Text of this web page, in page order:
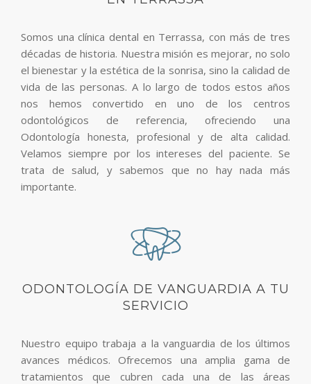
Somos una clínica dental en Terrassa, con más de tres
décadas de historia. Nuestra misión es mejorar, no solo
el bienestar y la estética de la sonrisa, sino la calidad de
vida de las personas. A lo largo de todos estos años
nos hemos convertido en uno de los centros
odontológicos de referencia, ofreciendo una
Odontología honesta, profesional y de alta calidad.
Velamos siempre por los intereses del paciente. Se
trata de salud, y sabemos que no hay nada más
importante.
ODONTOLOGÍA DE VANGUARDIA A TU
SERVICIO
Nuestro equipo trabaja a la vanguardia de los últimos
avances médicos. Ofrecemos una amplia gama de
tratamientos que cubren cada una de las áreas